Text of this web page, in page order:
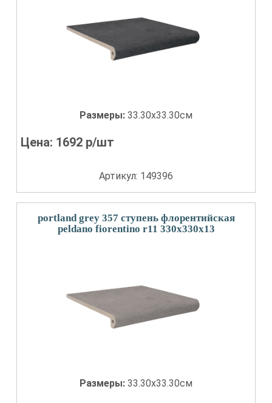
Размеры: 33.30x33.30см
Цена: 1692 р/шт
Артикул: 149396
portland grey 357 ступень флорентийская
peldano fiorentino r11 330x330x13
Размеры: 33.30x33.30см